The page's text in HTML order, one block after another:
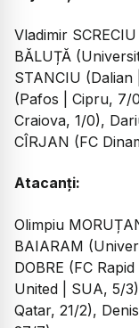
Vladimir
BĂLUȚĂ
STANCIU (Dalian
(Pafos | Cipru, 7/
Craiova, 1/0),
CÎRJAN (FC
Atacanți:
Olimpiu
BAIARAM
DOBRE (FC
United | SUA, 5/
Qatar, 21/2),